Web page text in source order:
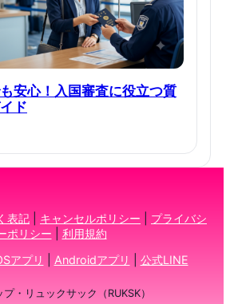
安心！入国審査に役立つ質
ド
表記 キャンセルポリシー
プライバシ
ポリシー
利用規約
アプリ Androidアプリ 公式LINE
・リュックサック（RUKSK）